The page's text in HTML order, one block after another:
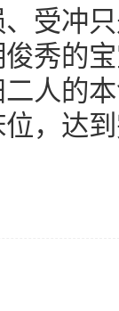
受冲
秀的
人的
，达